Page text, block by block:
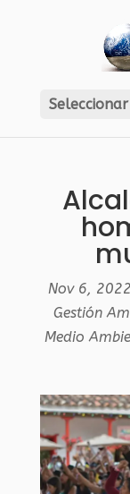
Nov 6, 2022
Gestión
Medio